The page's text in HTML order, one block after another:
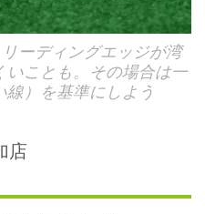
ーディングエッジが湾
いことも。その場合は一
線）を基準にしよう
店